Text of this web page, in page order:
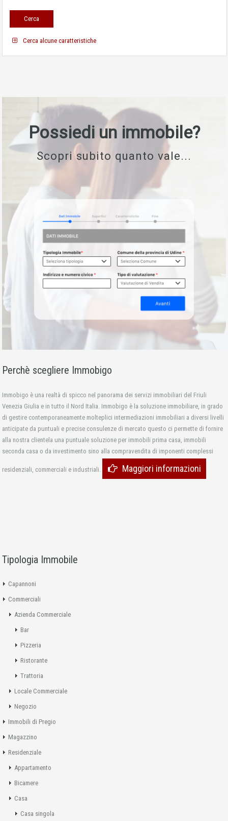
Cerca alcune caratteristiche
Possiedi un immobile?
Scopri subito quanto vale...
Perchè scegliere Immobigo
Immobigo è una realtà di spicco nel panorama dei servizi immobiliari del Friuli
Venezia Giulia e in tutto il Nord Italia. Immobigo è la soluzione immobiliare, in grado
di gestire contemporaneamente molteplici intermediazioni immobiliari a diversi livelli
anticipate da puntuali e precise consulenze di mercato questo ci permette di fornire
alla nostra clientela una puntuale soluzione per immobili prima casa, immobili
seconda casa o da investimento sino alla compravendita di imponenti complessi
residenziali, commerciali e industriali. Maggiori informazioni
Tipologia Immobile
Capannoni
Commerciali
Azienda Commerciale
Bar
Pizzeria
Ristorante
Trattoria
Locale Commerciale
Negozio
Immobili di Pregio
Magazzino
Residenziale
Appartamento
Bicamere
Casa
Casa singola